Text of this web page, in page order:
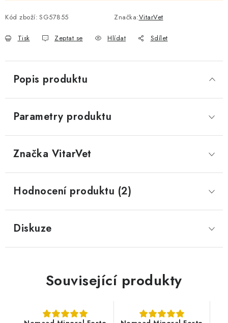
Kód zboží: SG57855 Značka:VitarVet
Tisk Zeptat se Hlídat Sdílet
Popis produktu
Parametry produktu
Značka VitarVet
Hodnocení produktu (2)
Diskuze
Související produkty